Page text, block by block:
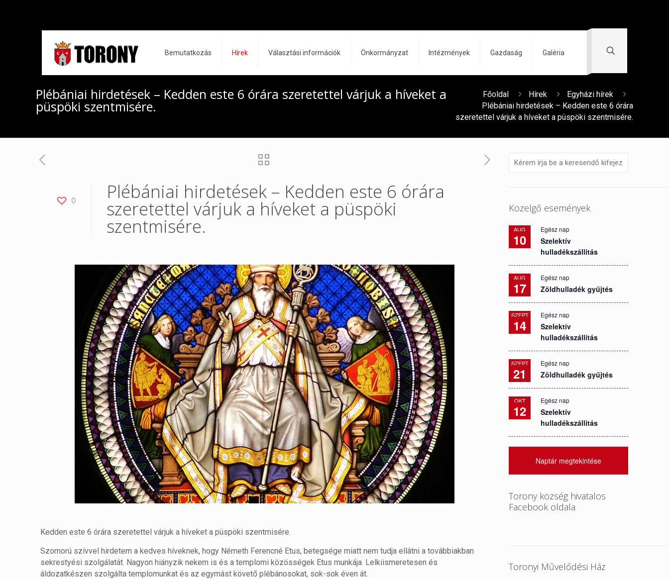
Bemutatkozás Hírek Választási információk Önkormányzat Intézmények Gazdaság Galéria
Plébániai hirdetések – Kedden este 6 órára szeretettel várjuk a híveket a
püspöki szentmisére.
Főoldal Hírek
Egyházi hírek
Plébániai hirdetések – Kedden este 6 órára
szeretettel várjuk a híveket a püspöki szentmisére.
0 Plébániai hirdetések – Kedden este 6 órára
szeretettel várjuk a híveket a püspöki
szentmisére.
Kedden este 6 órára szeretettel várjuk a híveket a püspöki szentmisére.
Szomorú szívvel hirdetem a kedves híveknek, hogy Németh Ferencné Etus, betegsége miatt nem tudja ellátni a továbbiakban
sekrestyési szolgálatát. Nagyon hiányzik nekem is és a templomi közösségek Etus munkája. Lelkiismeretesen és
áldozatkészen szolgálta templomunkat és az egymást követő plébánosokat, sok-sok éven át.
Közelgő események
AUG
10
Egész nap
Szelektív
hulladékszállítás
AUG
17
Egész nap
Zöldhulladék gyűjtés
SZEPT
14
Egész nap
Szelektív
hulladékszállítás
SZEPT
21
Egész nap
Zöldhulladék gyűjtés
OKT
12
Egész nap
Szelektív
hulladékszállítás
Naptár megtekintése
Torony község hivatalos
Facebook oldala
Toronyi Művelődési Ház